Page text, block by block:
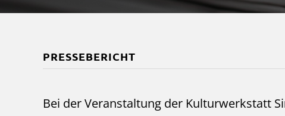
PRESSEBERICHT
Bei der Veranstaltung der Kulturwerkstatt